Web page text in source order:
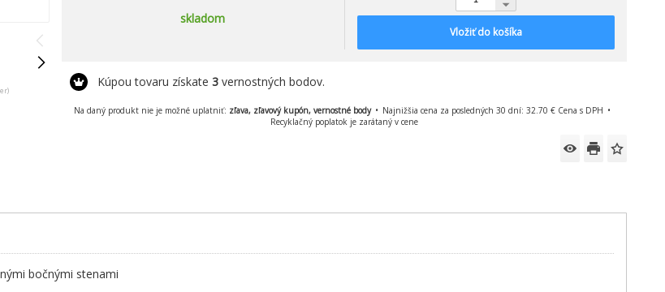
skladom
Vložiť do košíka
Kúpou tovaru získate 3vernostných bodov.
Na daný produkt nie je možné uplatniť: zľava, zľavový kupón, vernostné body
Najnižšia cena za posledných 30 dní: 32.70 € Cena s DPH
Recyklačný poplatok je zarátaný v cene
bočnými stenami